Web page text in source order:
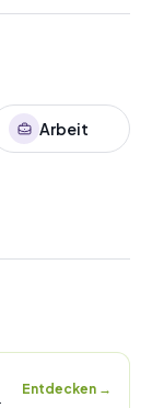
Arbeit
Entdecken →